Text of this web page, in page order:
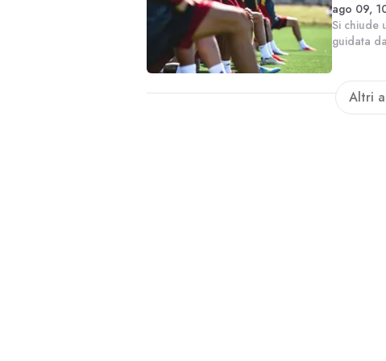
ago 09,
Si chiude
guidata
Altri